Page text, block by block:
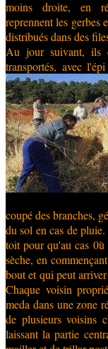
moins droite, en
reprennent les gerbes
distribués dans des
Au jour suivant, ils
transportés, avec l
coupé des branches,
du sol en cas de
toit pour qu'au cas
sèche, en
bout et qui peut
Chaque voisin
meda dans une zone
de plusieurs voisins
laissant la partie